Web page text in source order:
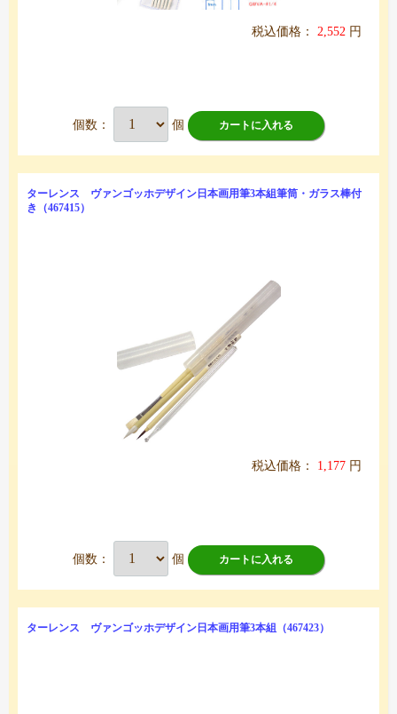
税込価格： 2,552 円
個数： 個 カートに入れる
ターレンス ヴァンゴッホデザイン日本画用筆3本組筆筒・ガラス棒付
き（467415）
税込価格： 1,177 円
個数： 個 カートに入れる
ターレンス ヴァンゴッホデザイン日本画用筆3本組（467423）